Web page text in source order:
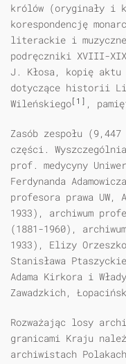
królów (oryginały i
korespondencję
literackie i
podręczniki XVIII-
J. Kłosa, kopię
dotyczące historii
Wileńskiego[1] ,
Zasób zespołu
części.
prof. medycyny
Ferdynanda
profesora prawa UW,
1933), archiwum
(1881-1960),
1933), Elizy
Stanisława
Adama Kirkora i
Zawadzkich,
Rozważając losy
granicami Kraju
archiwistach